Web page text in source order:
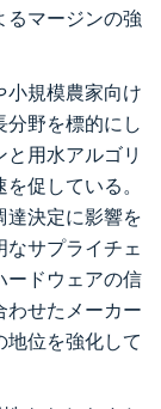
るマージンの強
小規模農家向け
分野を標的にし
用水アルゴリ
促している。
達決定に影響を
サプライチェ
ードウェアの信
わせたメーカー
地位を強化して